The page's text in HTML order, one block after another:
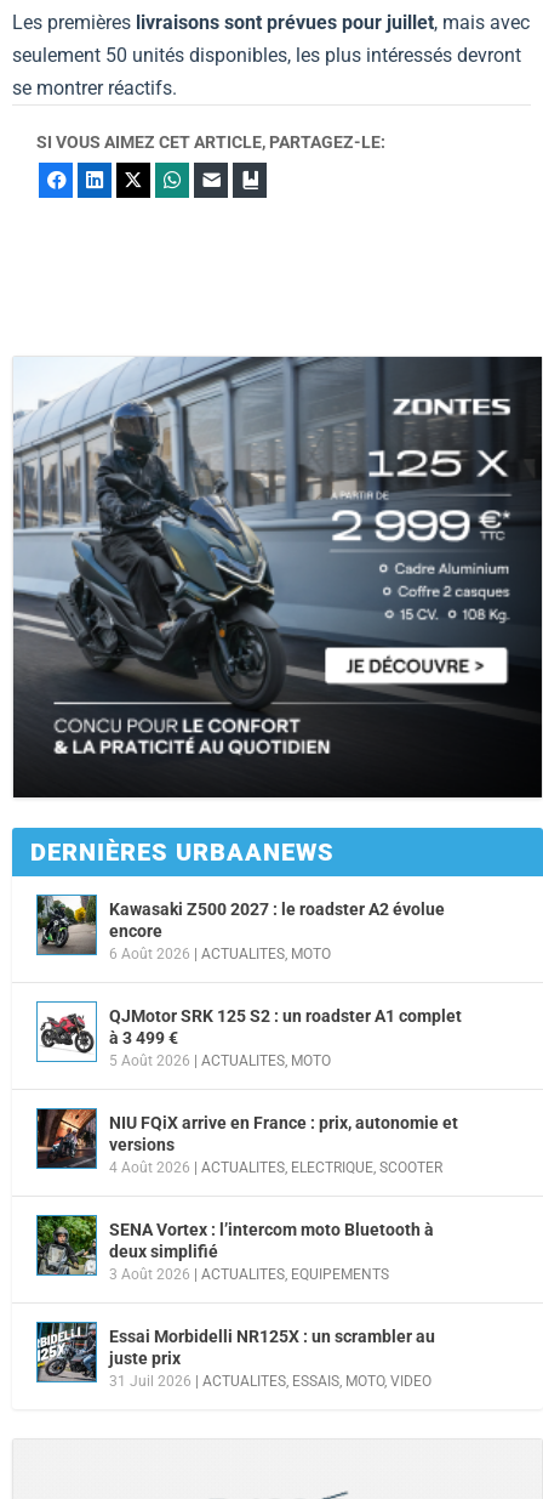
Les premières livraisons sont prévues pour juillet, mais avec
seulement 50 unités disponibles, les plus intéressés devront
se montrer réactifs.
SI VOUS AIMEZ CET ARTICLE, PARTAGEZ-LE:
FacebookLinkedIn WhatsApp
E-mail
DERNIÈRES URBAANEWS
Kawasaki Z500 2027 : le roadster A2 évolue
encore
6 Août 2026 ACTUALITES, MOTO
QJMotor SRK 125 S2 : un roadster A1 complet
à 3 499 €
5 Août 2026 ACTUALITES, MOTO
NIU FQiX arrive en France : prix, autonomie et
versions
4 Août 2026 ACTUALITES, ELECTRIQUE, SCOOTER
SENA Vortex : l’intercom moto Bluetooth à
deux simplifié
3 Août 2026 ACTUALITES, EQUIPEMENTS
Essai Morbidelli NR125X : un scrambler au
juste prix
31 Juil 2026 ACTUALITES, ESSAIS, MOTO, VIDEO